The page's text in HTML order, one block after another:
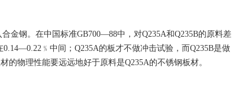
金钢。在中国标准GB700—88中，对Q235A和Q235B的原料差
中间；Q235A的板才不做冲击试验，而Q235B是做
的物理性能要远远地好于原料是Q235A的不锈钢板材。